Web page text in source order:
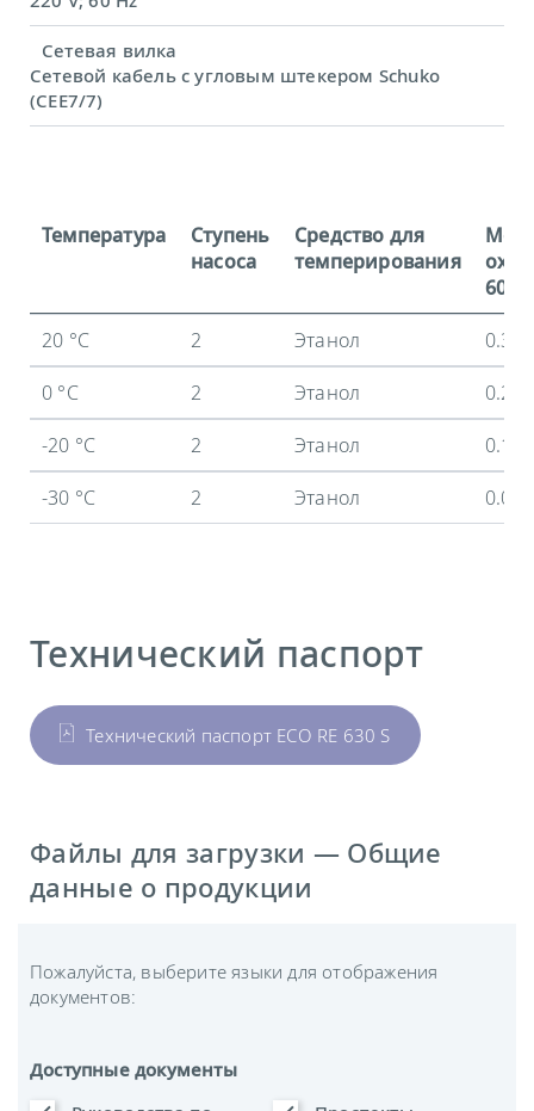
Сетевая вилка
Сетевой кабель с угловым штекером Schuko
(CEE7/7)
Температура
Ступень
насоса
Средство для
темперирования
60 Гц
20 °C
2 Этанол
0.3
0 °C
2 Этанол
0.24
-20 °C
2 Этанол
0.1
-30 °C
2 Этанол 0.02
Технический паспорт
Технический паспорт ECO RE 630 S
Файлы для загрузки — Общие
данные о продукции
Пожалуйста, выберите языки для отображения
документов:
Доступные документы